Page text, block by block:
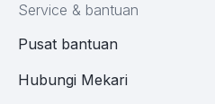
Service & bantuan
Pusat bantuan
Hubungi Mekari